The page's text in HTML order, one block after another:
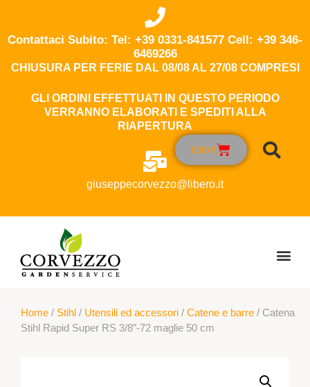
Contattaci Subito: Tel: +39 0331-841577 Cell: +39 346-
6469266
CHIUSURA PER FERIE DAL 08/08 AL 27/08 COMPRESI
GLI ORDINI EFFETTUATI IN QUESTO PERIODO
VERRANNO ELABORATI E SPEDITI ALLA
RIAPERTURA
giuseppecorvezzo@libero.it
0,00 €
Home / Stihl / Utensili ed accessori / Catene e barre / Catena
Stihl Rapid Super RS 3/8″-72 maglie 50 cm